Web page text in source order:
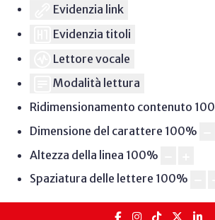
Evidenzia link
Evidenzia titoli
Lettore vocale
Modalità lettura
Ridimensionamento contenuto 100
Dimensione del carattere 100%
Altezza della linea 100%
Spaziatura delle lettere 100%